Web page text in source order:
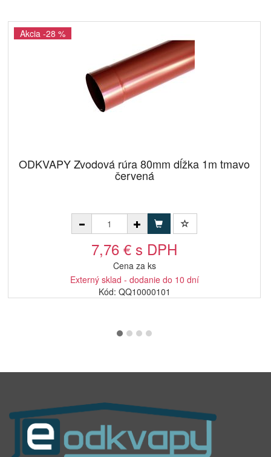
Akcia -28 %
ODKVAPY Zvodová rúra 80mm dĺžka 1m tmavo
červená
7,76 € s DPH
Cena za ks
Externý sklad - dodanie do 10 dní
Kód: QQ10000101